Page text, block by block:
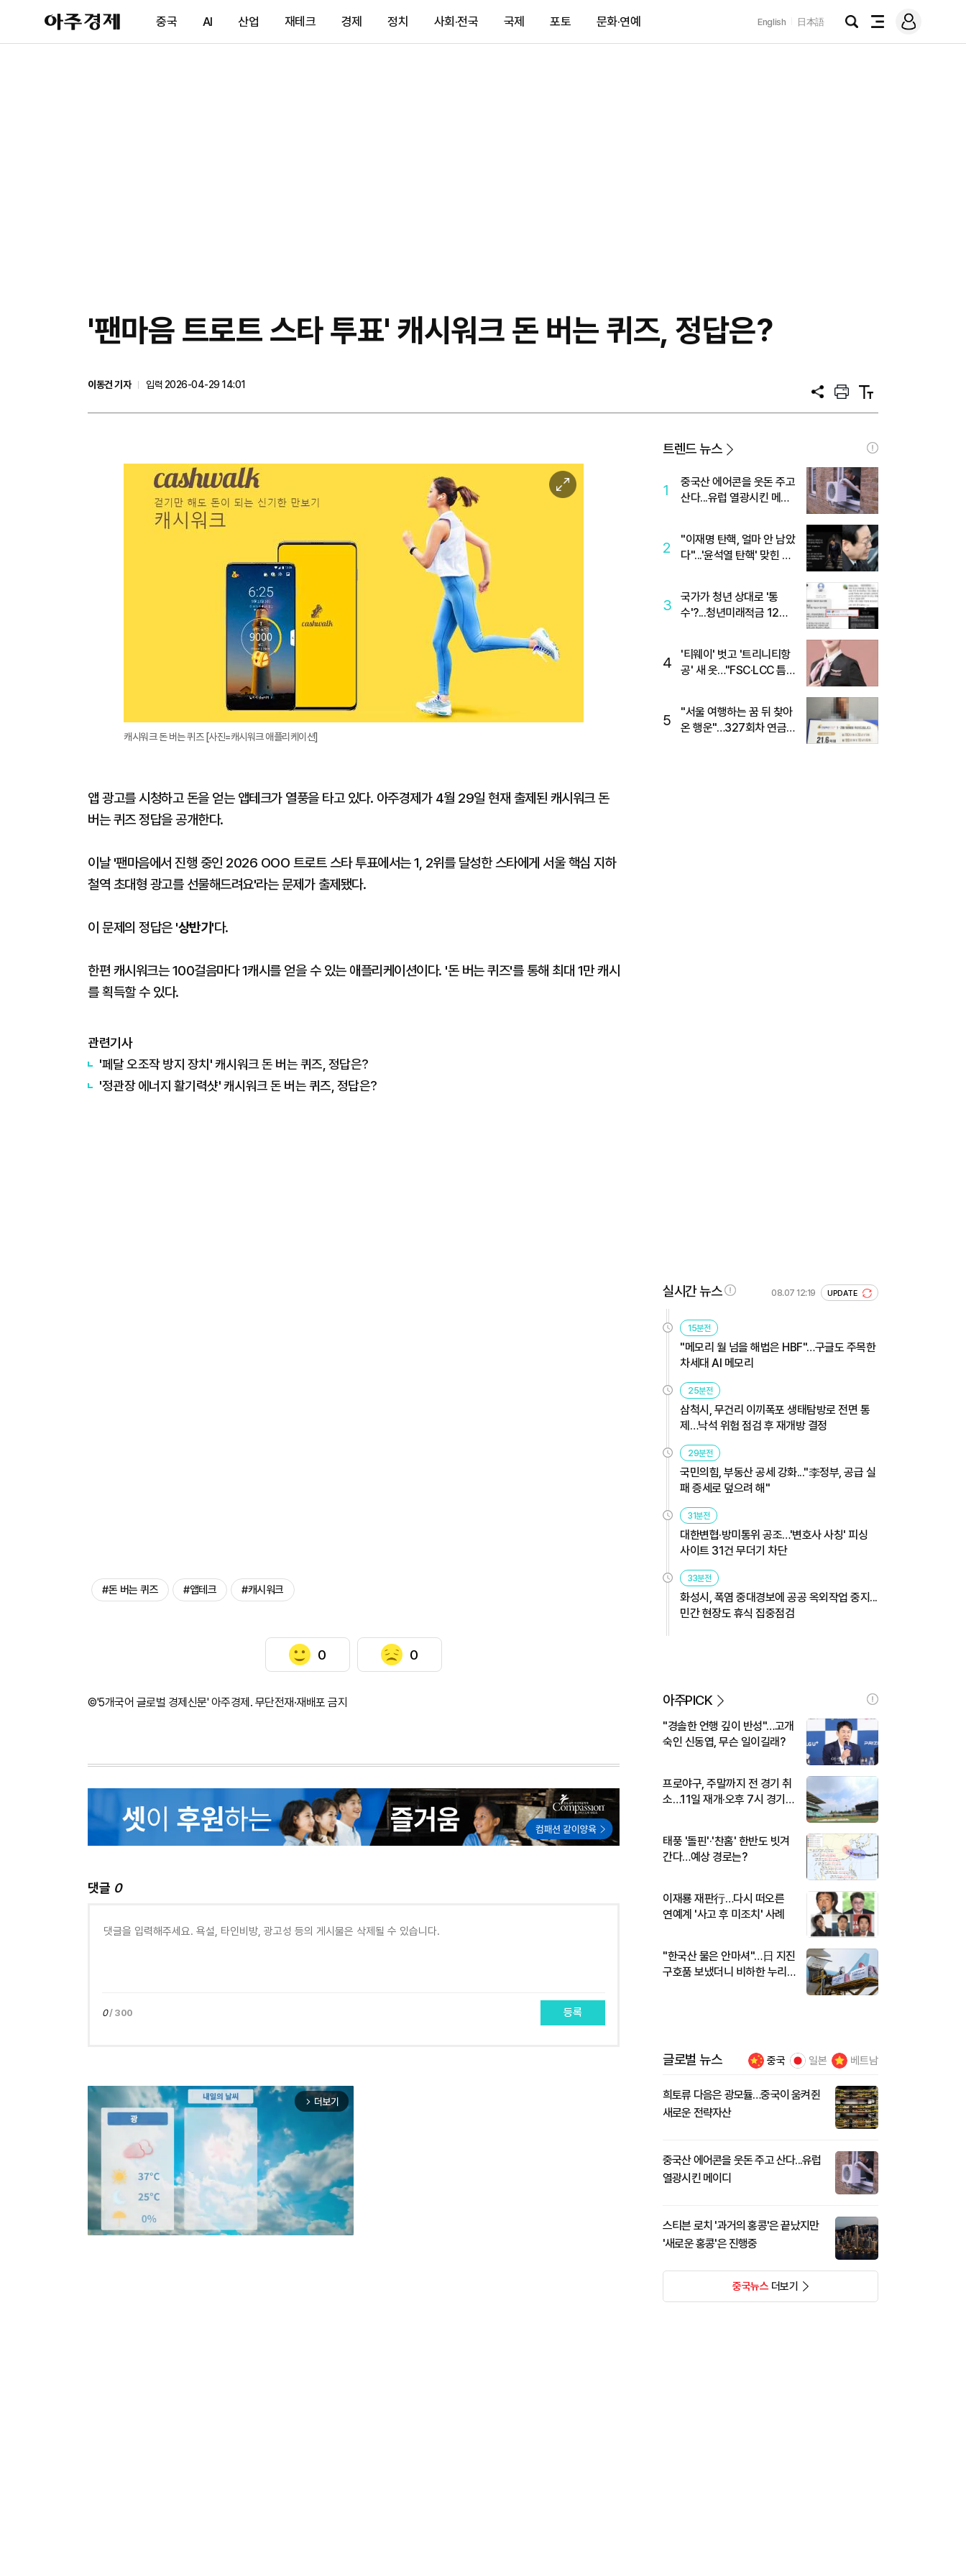
아
주
제
중국 AI 산업 재테크 경제 정치 사회·전국 국제 포토 문화·연예 English 日本語
검
전
메
그
'팬마음 트로트 스타 투표' 캐시워크 돈 버는 퀴즈, 정답은?
이동건 기자
입력 2026-04-29 14:01
공
프
트
텍
트
이
미
캐시워크 돈 버는 퀴즈 [사진=캐시워크 애플리케이션]
앱 광고를 시청하고 돈을 얻는 앱테크가 열풍을 타고 있다. 아주경제가 4월 29일 현재 출제된 캐시워크 돈
버는 퀴즈 정답을 공개한다.
이날 '팬마음에서 진행 중인 2026 OOO 트로트 스타 투표에서는 1, 2위를 달성한 스타에게 서울 핵심 지하
철역 초대형 광고를 선물해드려요'라는 문제가 출제됐다.
이 문제의 정답은 '상반기'다.
한편 캐시워크는 100걸음마다 1캐시를 얻을 수 있는 애플리케이션이다. '돈 버는 퀴즈'를 통해 최대 1만 캐시
를 획득할 수 있다.
관련기사
'페달 오조작 방지 장치' 캐시워크 돈 버는 퀴즈, 정답은?
'정관장 에너지 활기력샷' 캐시워크 돈 버는 퀴즈, 정답은?
#돈 버는 퀴즈 #앱테크 #캐시워크
0 0
©'5개국어 글로벌 경제신문' 아주경제. 무단전재·재배포 금지
댓글 0
0/ 300 등록
arrow_forward_ios 더보기
트렌드 뉴스
1
중국산 에어콘을 웃돈 주고
산다...유럽 열광시킨 메이
2
"이재명 탄핵, 얼마 안 남았
다"...'윤석열 탄핵' 맞힌 무
3
국가가 청년 상대로 '통
수'?...청년미래적금 12%
4
'티웨이' 벗고 '트리니티항
공' 새 옷…"FSC·LCC 틈
5
"서울 여행하는 꿈 뒤 찾아
온 행운"…327회차 연금
실시간 뉴스 08.07 12:19 UPDATE
15분전
"메모리 월 넘을 해법은 HBF"…구글도 주목한
차세대 AI 메모리
25분전
삼척시, 무건리 이끼폭포 생태탐방로 전면 통
제…낙석 위험 점검 후 재개방 결정
29분전
국민의힘, 부동산 공세 강화..."李정부, 공급 실
패 증세로 덮으려 해"
31분전
대한변협·방미통위 공조…'변호사 사칭' 피싱
사이트 31건 무더기 차단
33분전
화성시, 폭염 중대경보에 공공 옥외작업 중지...
민간 현장도 휴식 집중점검
아주PICK
"경솔한 언행 깊이 반성"…고개
숙인 신동엽, 무슨 일이길래?
프로야구, 주말까지 전 경기 취
소…11일 재개·오후 7시 경기
태풍 '돌핀'·'찬홈' 한반도 빗겨
간다…예상 경로는?
이재룡 재판行…다시 떠오른
연예계 '사고 후 미조치' 사례
"한국산 물은 안마셔"…日 지진
구호품 보냈더니 비하한 누리
글로벌 뉴스 중국 일본 베트남
희토류 다음은 광모듈…중국이 움켜쥔
새로운 전략자산
중국산 에어콘을 웃돈 주고 산다...유럽
열광시킨 메이디
스티븐 로치 '과거의 홍콩'은 끝났지만
'새로운 홍콩'은 진행중
중국뉴스더보기